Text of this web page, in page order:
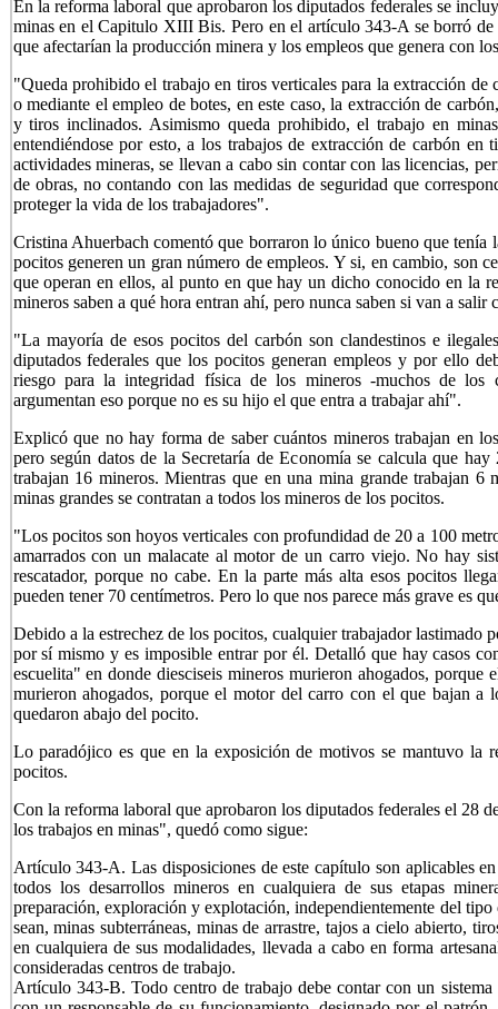
En la reforma laboral que aprobaron los diputados federales se
minas en el Capitulo XIII Bis. Pero en el artículo 343-A se borró
que afectarían la producción minera y los empleos que genera con
"Queda prohibido el trabajo en tiros verticales para la extracción de
o mediante el empleo de botes, en este caso, la extracción de
y tiros inclinados. Asimismo queda prohibido, el trabajo en
entendiéndose por esto, a los trabajos de extracción de carbón en
actividades mineras, se llevan a cabo sin contar con las licencias,
de obras, no contando con las medidas de seguridad que
proteger la vida de los trabajadores".
Cristina Ahuerbach comentó que borraron lo único bueno que
pocitos generen un gran número de empleos. Y si, en cambio, son
que operan en ellos, al punto en que hay un dicho conocido en la
mineros saben a qué hora entran ahí, pero nunca saben si van a salir
"La mayoría de esos pocitos del carbón son clandestinos e
diputados federales que los pocitos generan empleos y por ello
riesgo para la integridad física de los mineros -muchos de los
argumentan eso porque no es su hijo el que entra a trabajar ahí".
Explicó que no hay forma de saber cuántos mineros trabajan en
pero según datos de la Secretaría de Economía se calcula que
trabajan 16 mineros. Mientras que en una mina grande trabajan
minas grandes se contratan a todos los mineros de los pocitos.
"Los pocitos son hoyos verticales con profundidad de 20 a 100
amarrados con un malacate al motor de un carro viejo. No hay
rescatador, porque no cabe. En la parte más alta esos pocitos
pueden tener 70 centímetros. Pero lo que nos parece más grave es
Debido a la estrechez de los pocitos, cualquier trabajador lastimado
por sí mismo y es imposible entrar por él. Detalló que hay casos
escuelita" en donde diesciseis mineros murieron ahogados,
murieron ahogados, porque el motor del carro con el que bajan a
quedaron abajo del pocito.
Lo paradójico es que en la exposición de motivos se mantuvo la
pocitos.
Con la reforma laboral que aprobaron los diputados federales el 28
los trabajos en minas", quedó como sigue:
Artículo 343-A. Las disposiciones de este capítulo son aplicables
todos los desarrollos mineros en cualquiera de sus etapas
preparación, exploración y explotación, independientemente del
sean, minas subterráneas, minas de arrastre, tajos a cielo abierto,
en cualquiera de sus modalidades, llevada a cabo en forma
consideradas centros de trabajo.
Artículo 343-B. Todo centro de trabajo debe contar con un